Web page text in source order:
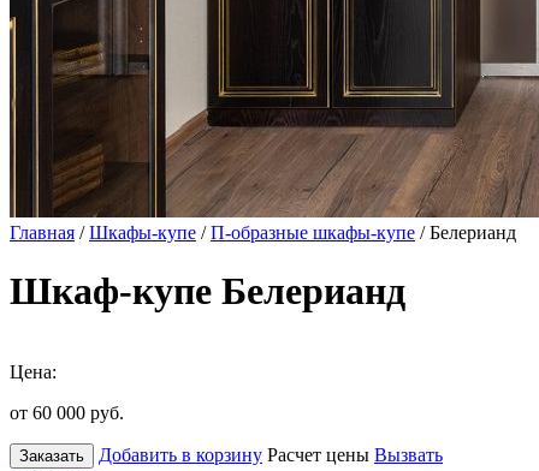
Главная /Шкафы-купе /П-образные шкафы-купе / Белерианд
Шкаф-купе Белерианд
Цена:
от 60 000 руб.
Заказать Добавить в корзину Расчет цены Вызвать